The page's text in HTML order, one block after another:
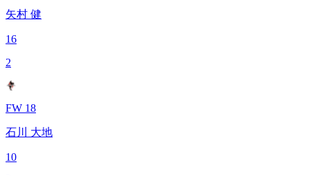
矢村 健
16
2
FW 18
石川 大地
10